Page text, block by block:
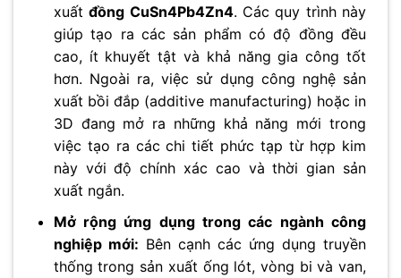
xuấtđồng CuSn4Pb4Zn4. Các quy trình này
giúp tạo ra các sản phẩm có độ đồng đều
cao, ít khuyết tật và khả năng gia công tốt
hơn. Ngoài ra, việc sử dụng công nghệ sản
xuất bồi đắp (additive manufacturing) hoặc in
3D đang mở ra những khả năng mới trong
việc tạo ra các chi tiết phức tạp từ hợp kim
này với độ chính xác cao và thời gian sản
xuất ngắn.
Mở rộng ứng dụng trong các ngành công
nghiệp mới: Bên cạnh các ứng dụng truyền
thống trong sản xuất ống lót, vòng bi và van,